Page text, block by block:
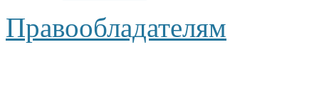
Правообладателям